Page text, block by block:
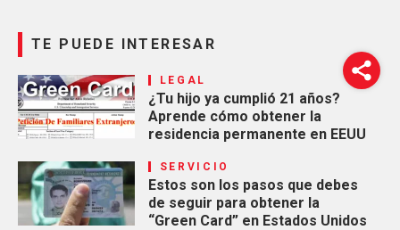
TE PUEDE INTERESAR
LEGAL
¿Tu hijo ya cumplió 21 años?
Aprende cómo obtener la
residencia permanente en EEUU
SERVICIO
Estos son los pasos que debes
de seguir para obtener la
“Green Card” en Estados Unidos